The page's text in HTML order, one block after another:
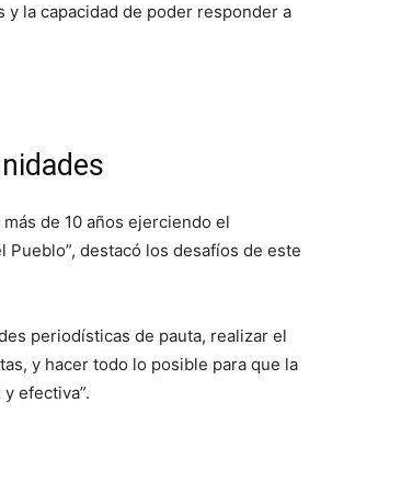
la capacidad de poder responder a
de 10 años ejerciendo el
destacó los desafíos de este
periodísticas de pauta, realizar el
y hacer todo lo posible para que la
efectiva”.